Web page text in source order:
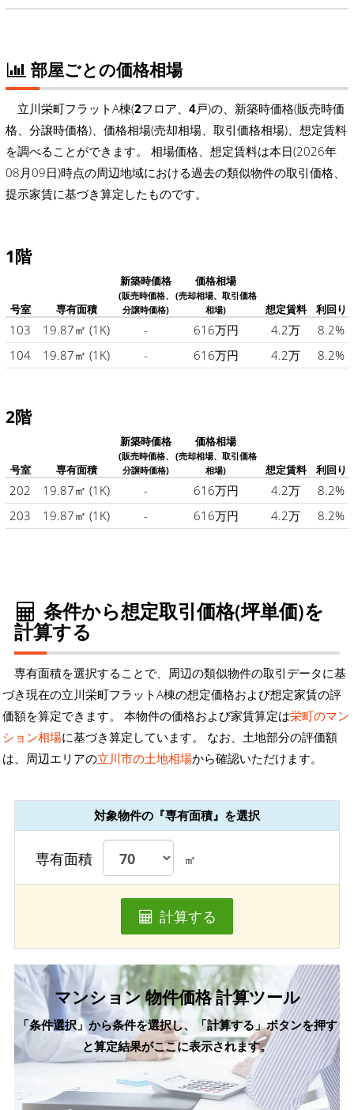
部屋ごとの価格相場
立川栄町フラットA棟(2フロア、 4戸)の、新築時価格(販売時価
格、分譲時価格)、価格相場(売却相場、取引価格相場)、想定賃料
を調べることができます。 相場価格、想定賃料は本日(2026年
08月09日)時点の周辺地域における過去の類似物件の取引価格、
提示家賃に基づき算定したものです。
1階
号室 専有面積
新築時価格
(販売時価格、
分譲時価格)
価格相場
(売却相場、取引価格
相場)
想定賃料 利回り
103 19.87㎡ (1K) - 616万円 4.2万
8.2%
104
19.87㎡ (1K) - 616万円 4.2万 8.2%
2階
号室 専有面積
新築時価格
(販売時価格、
分譲時価格)
価格相場
(売却相場、取引価格
相場)
想定賃料 利回り
202 19.87㎡ (1K) - 616万円 4.2万
8.2%
203
19.87㎡ (1K) - 616万円 4.2万 8.2%
条件から想定取引価格(坪単価)を
計算する
専有面積を選択することで、周辺の類似物件の取引データに基
づき現在の立川栄町フラットA棟の想定価格および想定家賃の評
価額を算定できます。 本物件の価格および家賃算定は栄町のマン
ション相場に基づき算定しています。 なお、土地部分の評価額
は、周辺エリアの立川市の土地相場から確認いただけます。
対象物件の『専有面積』を選択
専有面積 ㎡
計算する
マンション 物件価格 計算ツール
「条件選択」から条件を選択し、「計算する」ボタンを押す
と算定結果がここに表示されます。